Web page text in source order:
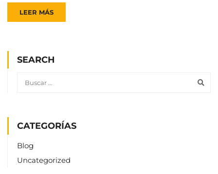
LEER MÁS
SEARCH
CATEGORÍAS
Blog
Uncategorized